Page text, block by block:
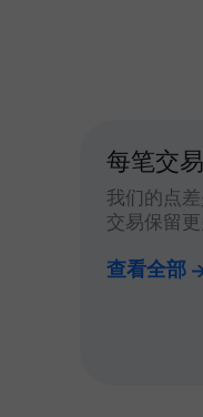
每笔交
我们的点
交易保留
查看全部